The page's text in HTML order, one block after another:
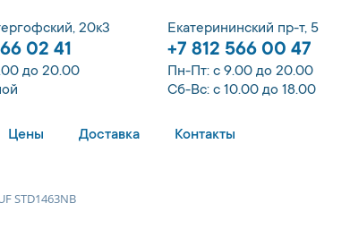
20к3
02 41
до 20.00
Екатерининский пр-т, 5
+7 812 566 00 47
Пн-Пт: с 9.00 до 20.00
Сб-Вс: с 10.00 до 18.00
Цены Доставка Контакты
STD1463NB